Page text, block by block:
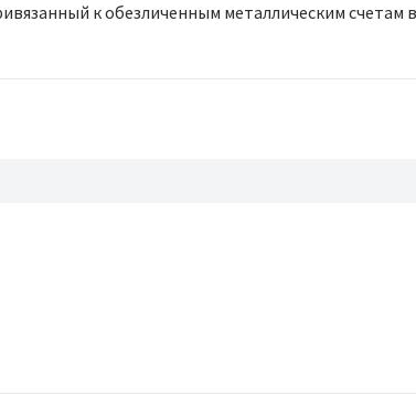
к обезличенным металлическим счетам